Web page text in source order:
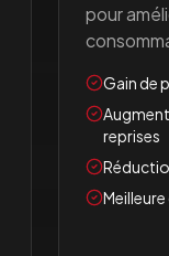
pour
Gain de
reprises